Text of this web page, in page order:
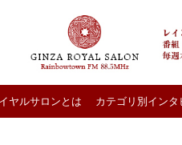
ヤルサロンとは カテゴリ別インタ